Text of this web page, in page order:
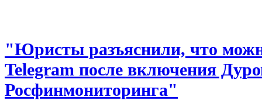
"Юристы разъяснили, что
Telegram после включения
Росфинмониторинга"